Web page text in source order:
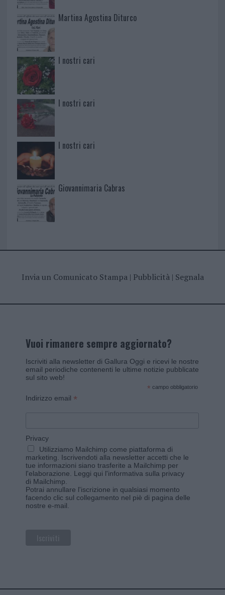
Martina Agostina Diturco
I nostri cari
I nostri cari
I nostri cari
Giovannimaria Cabras
Invia un Comunicato Stampa| Pubblicità| Segnala
Vuoi rimanere sempre aggiornato?
Iscriviti alla newsletter di Gallura Oggi e ricevi le nostre
email periodiche contenenti le ultime notizie pubblicate
sul sito web!
* campo obbligatorio
Indirizzo email *
Privacy
Utilizziamo Mailchimp come piattaforma di
marketing. Iscrivendoti alla newsletter accetti che le
tue informazioni siano trasferite a Mailchimp per
l'elaborazione. Leggi qui l'informativa sulla privacy
di Mailchimp
Potrai annullare l'iscrizione in qualsiasi momento
facendo clic sul collegamento nel piè di pagina delle
nostre e-mail.